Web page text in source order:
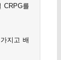
CRPG를
지고 배